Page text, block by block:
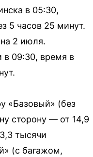
в 05:30,
5 часов 25 минут.
2 июля.
в 09:30, время в
«Базовый» (без
сторону — от 14,9
тысячи
(с багажом,